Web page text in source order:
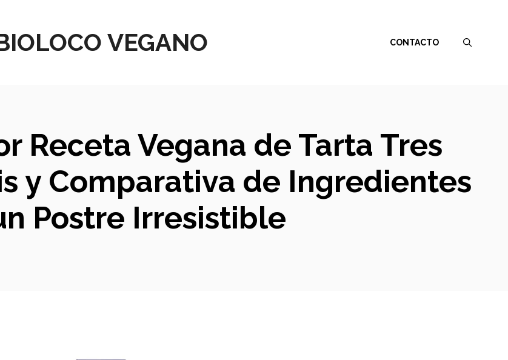
VEGANO CONTACTO
Receta Vegana de Tarta Tres
y Comparativa de Ingredientes
Postre Irresistible